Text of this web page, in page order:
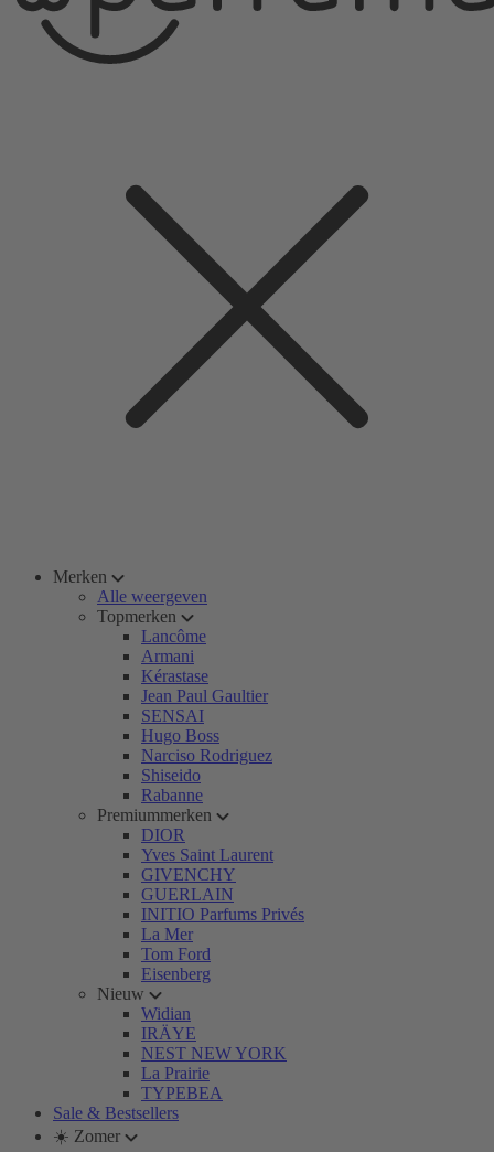
Merken
Alle weergeven
Topmerken
Lancôme
Armani
Kérastase
Jean Paul Gaultier
SENSAI
Hugo Boss
Narciso Rodriguez
Shiseido
Rabanne
Premiummerken
DIOR
Yves Saint Laurent
GIVENCHY
GUERLAIN
INITIO Parfums Privés
La Mer
Tom Ford
Eisenberg
Nieuw
Widian
IRÄYE
NEST NEW YORK
La Prairie
TYPEBEA
Sale & Bestsellers
☀️ Zomer